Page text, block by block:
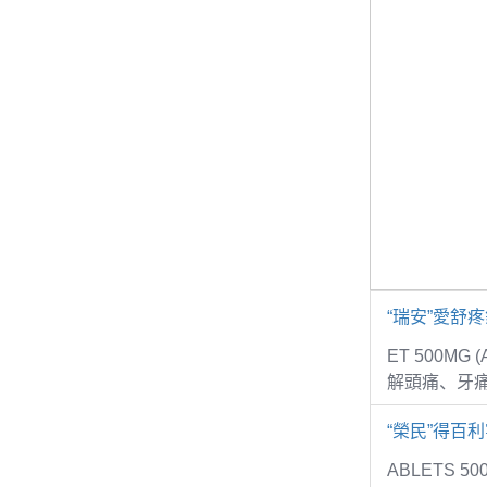
“瑞安”愛舒
ET 500MG
解頭痛、牙
“榮民”得百
ABLETS